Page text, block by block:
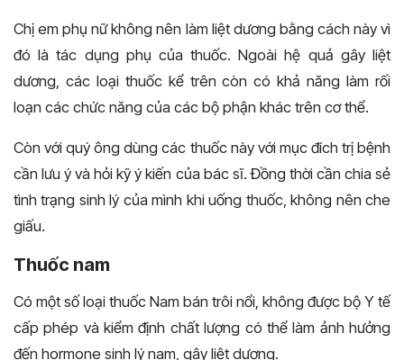
Chị em phụ nữ không nên làm liệt dương bằng cách này vì
đó là tác dụng phụ của thuốc. Ngoài hệ quả gây liệt
dương, các loại thuốc kể trên còn có khả năng làm rối
loạn các chức năng của các bộ phận khác trên cơ thể.
Còn với quý ông dùng các thuốc này với mục đích trị bệnh
cần lưu ý và hỏi kỹ ý kiến của bác sĩ. Đồng thời cần chia sẻ
tình trạng sinh lý của mình khi uống thuốc, không nên che
giấu.
Thuốc nam
Có một số loại thuốc Nam bán trôi nổi, không được bộ Y tế
cấp phép và kiểm định chất lượng có thể làm ảnh hưởng
đến hormone sinh lý nam, gây liệt dương.